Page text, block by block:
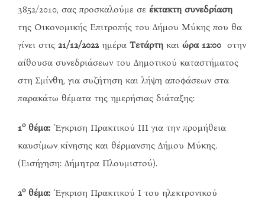
3852/2010, σας προσκαλούμε σε έκτακτη συνεδρίαση
της Οικονομικής Επιτροπής του Δήμου Μύκης που θα
γίνει στις 21/12/2022 ημέρα Τετάρτη και ώρα 12:00 στην
αίθουσα συνεδριάσεων του Δημοτικού καταστήματος
στη Σμίνθη, για συζήτηση και λήψη αποφάσεων στα
παρακάτω θέματα της ημερήσιας διάταξης:
1οθέμα: Έγκριση Πρακτικού ΙΙΙ για την προμήθεια
καυσίμων κίνησης και θέρμανσης Δήμου Μύκης.
(Εισήγηση: Δήμητρα Πλουμιστού).
2οθέμα: Έγκριση Πρακτικού Ι του ηλεκτρονικού